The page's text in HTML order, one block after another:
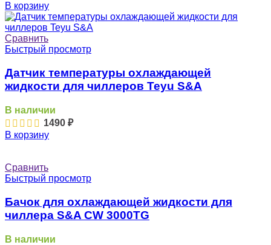
В корзину
Сравнить
Быстрый просмотр
Датчик температуры охлаждающей
жидкости для чиллеров Teyu S&A
В наличии
1490 ₽
В корзину
Сравнить
Быстрый просмотр
Бачок для охлаждающей жидкости для
чиллера S&A CW 3000TG
В наличии